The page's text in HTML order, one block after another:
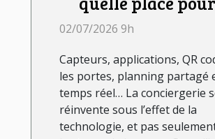
technologie dans
02/07/2026 9h
Capteurs, applications, QR
les portes, planning partagé
temps réel… La conciergerie
réinvente sous l’effet de la
technologie, et pas